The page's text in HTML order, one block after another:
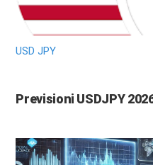
USD JPY
Previsioni USDJPY